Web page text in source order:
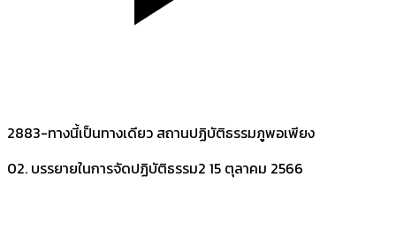
2883-ทางนี้เป็นทางเดียว สถานปฏิบัติธรรมภูพอเพียง
02. บรรยายในการจัดปฏิบัติธรรม2 15 ตุลาคม 2566